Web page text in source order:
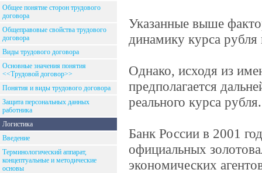
Общее понятие сторон трудового
договора
Общеправовые свойства трудового
договора
Виды трудового договора
Основные значения понятия
<<Трудовой договор>>
Понятия и виды трудового договора
Защита персональных данных
работника
Логистика
Введение
Терминологический аппарат,
концептуальные и методические
основы
Указанные выше
динамику курса
Однако, исходя из
предполагается
реального курса рубля.
Банк России в 2001
официальных
экономических